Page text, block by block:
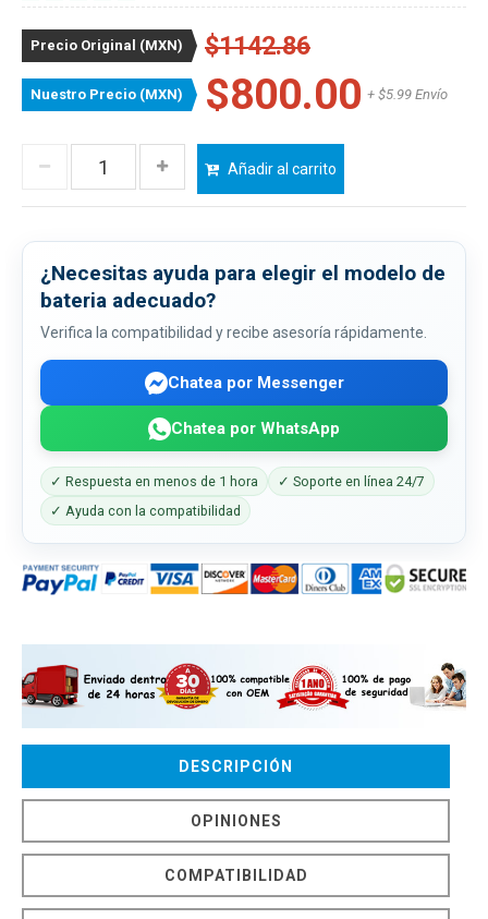
Precio Original (MXN) $1142.86
Nuestro Precio (MXN) $800.00 + $5.99 Envío
Añadir al carrito
¿Necesitas ayuda para elegir el modelo de
bateria adecuado?
Verifica la compatibilidad y recibe asesoría rápidamente.
Chatea por Messenger
Chatea por WhatsApp
✓ Respuesta en menos de 1 hora
✓ Soporte en línea 24/7
✓ Ayuda con la compatibilidad
DESCRIPCIÓN
OPINIONES
COMPATIBILIDAD